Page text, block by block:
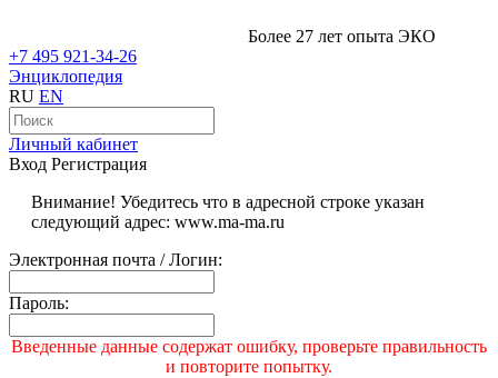
Более 27 лет опыта ЭКО
+7 495 921-34-26
Энциклопедия
RU EN
Личный кабинет
Вход Регистрация
Внимание! Убедитесь что в адресной строке указан
следующий адрес: www.ma-ma.ru
Электронная почта / Логин:
Пароль:
Введенные данные содержат ошибку, проверьте правильность
и повторите попытку.